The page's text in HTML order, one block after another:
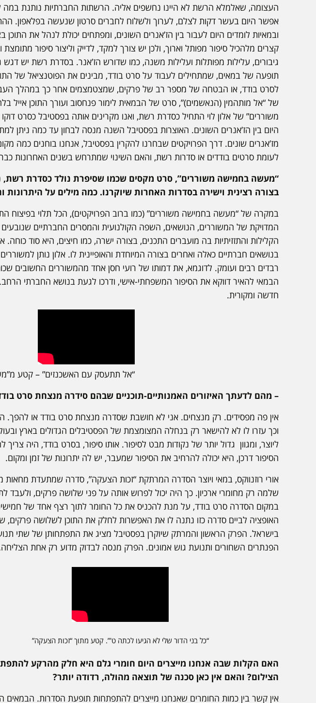
העצומה, שאלמלא הרשת לא היינו נחשפים אליה. הרשתות החברתיות נותנת במה
אפשר היום בעשר דקות לצלם, לערוך ולשלוח לחברים סרטון שנעשה בפלאפון.
ובמאיות לומדים היום לעבור בין הז’אנרים השונים, ומפתחים יכולת לנהל את
קצרים מלהכיל סיפור מפותל וארוך, ולכן יש צורך למקד, לדייק וליצור סיפור
גיבורים, עלילות מפותלות ועלילות משנה, כמו שדורש הז’אנר. בסדרת רשת יש
תופעה של במאים, שמתחילים לעבוד על סרט בודד, מבינים את הפוטנציאל של
לסרט בודד, או הבטחה של מספר רב של פרקים, שמצטמצמים אחר כך במהלך
משוררים” של אלון לוי התחיל כסדרת רשת, ואנו מקרינים אותה בפסטיבל כסרט
היום בין הז’אנרים השונים. האוצרות בפסטיבל השנה מנסה לבחון עד כמה ניתן
מז’אנרים שונים. דרך הפרויקטים שבחרנו להקרין בפסטיבל, אנחנו בוחנים כמה
לעומת סרטים בודדים או סדרות רשת, והאם השינוי שמתרחש בשנים האחרונות
“מעשה בחמישה משוררים”, סרט מקסים שכמו שסיפרת נולד כסדרת רשת,
בצורה רצינית וישירה בסדרות האחרות שיוקרנו. כמה מילים על
במקרה של “מעשה בחמישה משוררים” (כמו ברוב הפרויקטים), הכל תלוי בפיצוח
המדויקת של המשוררים, הנושאים, השפה הקולנועית והמסרים החברתיים
הקלילות והתזזיתיות בה מועברים התכנים, בצורה ישרה, כמו חיצים, היא סוד
בנושאים חברתיים כאלה ואחרים בצורה המיוחדת והאופיינית לו. אלון נותן
רבדים רבים ועומק. לדוגמא, את דמותו של רועי חסן אחד מהמשוררים החשובים
הבמאי להאיר דווקא את הסיפור המשפחתי-אישי, ודרכו לגעת בנושא החברתי
חדשה ומקורית.
“אל תתעסק עם האשכנזים” – קטע
– מהם לדעתך האיזורים האמנותיים-תוכניים שבהם סידרה מנצחת סרט
אין פה מפסידים. רק מנצחים. אני לא חושבת שסדרה מנצחת סרט בודד או להפך.
וכך עזרו לו לא להישאר רק בנחלה המצומצמת של הפסטיבלים הגדולים בארץ
ליוצר, ומגוון גדול יותר של נקודות מבט לסיפור. אותו סיפור, בסרט בודד, היה
הסיפור דרכן, היא יכולה להרחיב את הסיפור שמעבר, יש לה יתרונות של זמן ומקום.
אורי רוזנווקס, במאי ויוצר הסדרה המרתקת “זכות הצעקה”, סדרה שמתעדת
שלמה רק מחומרי ארכיון. כך היה יכול לפרוש אותה על פני שלושה פרקים,
במקום הסדרה סרט בודד, על מנת להכניס את כל החומר לתוך רצף אחד של חמישים
האופציה לביים סדרה כזו נתנה לו את האפשרות לחלק את התוכן לשלושה
בישראל. הפרק הראשון והמרתק שיוקרן בפסטיבל מציג את התפתחותן של שתי
הפנתרים השחורים ותנועת גוש אמונים. הפרק מנסה לבדוק מדוע רק אחת
“כל בני הדור שלי לא הגיעו לכתה ט'”. קטע מתוך “זכות הצעקה”
האם הקלות שבה אנחנו מייצרים היום חומרי גלם היא חלק מהרקע
הצילום? והאם אין כאן סכנה של תוצאה מהולה, רדודה יותר?
אין קשר בין כמות החומרים שאנחנו מייצרים להתפתחות תופעת הסדרות. הבמאים